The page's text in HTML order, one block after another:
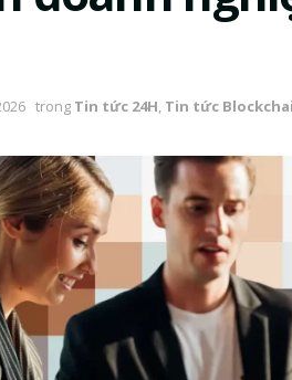
trong Tin tức 24H, Tin tức